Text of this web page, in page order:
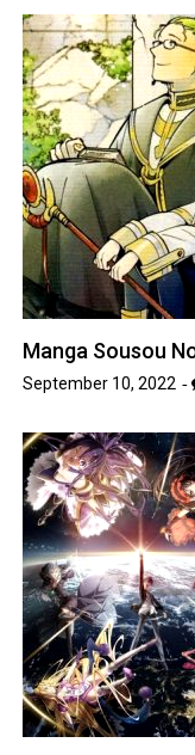
Manga Sousou
September 10, 2022